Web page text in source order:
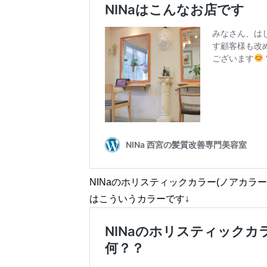
NINaのホリスティックカラー(ノアカラ
はこういうカラーです↓